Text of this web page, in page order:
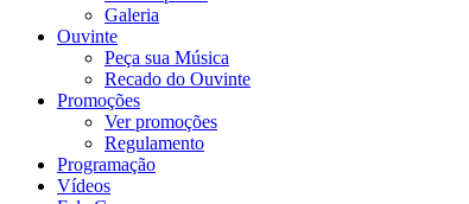
Galeria
Ouvinte
Peça sua Música
Recado do Ouvinte
Promoções
Ver promoções
Regulamento
Programação
Vídeos